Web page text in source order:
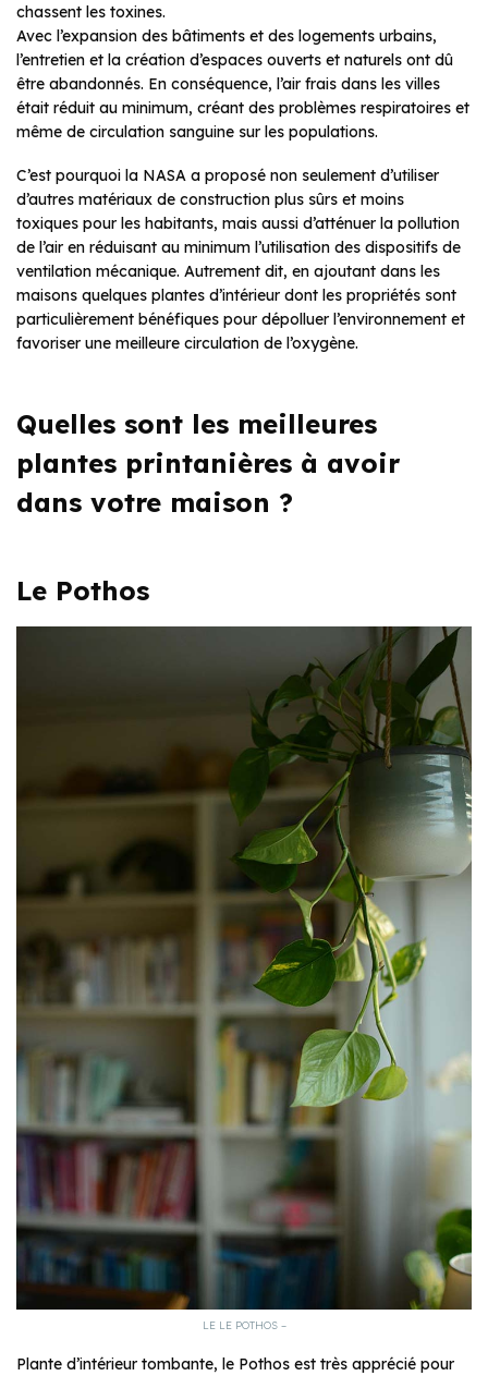
chassent les toxines.
Avec l’expansion des bâtiments et des logements urbains,
l’entretien et la création d’espaces ouverts et naturels ont dû
être abandonnés. En conséquence, l’air frais dans les villes
était réduit au minimum, créant des problèmes respiratoires et
même de circulation sanguine sur les populations.
C’est pourquoi la NASA a proposé non seulement d’utiliser
d’autres matériaux de construction plus sûrs et moins
toxiques pour les habitants, mais aussi d’atténuer la pollution
de l’air en réduisant au minimum l’utilisation des dispositifs de
ventilation mécanique. Autrement dit, en ajoutant dans les
maisons quelques plantes d’intérieur dont les propriétés sont
particulièrement bénéfiques pour dépolluer l’environnement et
favoriser une meilleure circulation de l’oxygène.
Quelles sont les meilleures
plantes printanières à avoir
dans votre maison ?
Le Pothos
LE LE POTHOS –
Plante d’intérieur tombante, le Pothos est très apprécié pour